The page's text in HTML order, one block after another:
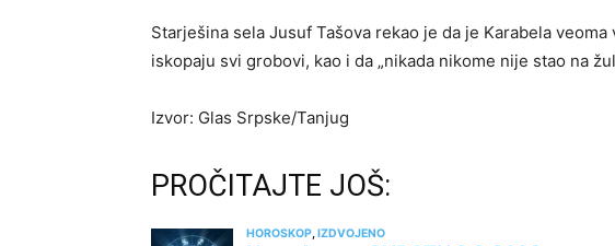
Starješina sela Jusuf Tašova rekao je da je Karabela
iskopaju svi grobovi, kao i da „nikada nikome nije stao na
Izvor: Glas Srpske/Tanjug
PROČITAJTE JOŠ: